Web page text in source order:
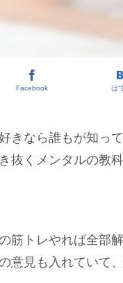
Facebook は
きなら誰もが知っ
抜くメンタルの教
筋トレやれば全部
意見も入れていて